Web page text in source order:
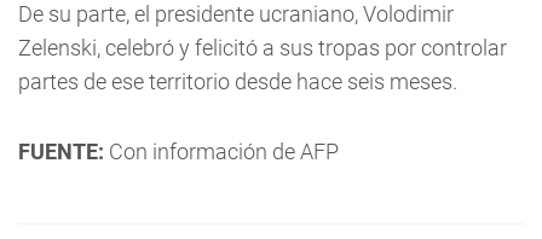
De su parte, el presidente ucraniano, Volodimir
Zelenski, celebró y felicitó a sus tropas por controlar
partes de ese territorio desde hace seis meses.
FUENTE: Con información de AFP